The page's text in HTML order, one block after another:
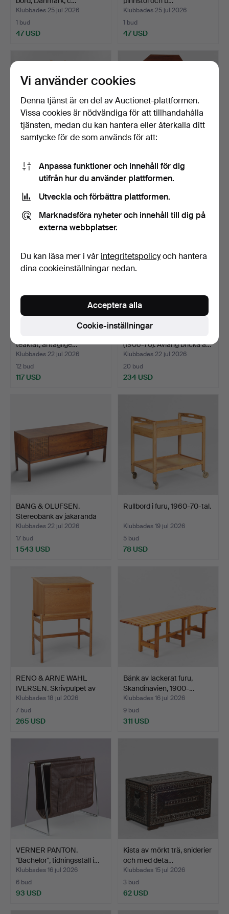
Klubbades 25 jul 2026
1 bud
47 USD
Klubbades 25 jul 2026
1 bud
47 USD
MAGNUS OLESEN.
Stumtjener - klädhängare
Klubbades 23 jul 2026
2 bud
Barmöbel / salongbord i
mahogny, empirefor…
Klubbades 23 jul 2026
8 bud
teakfat, antaglige…
Klubbades 22 jul 2026
12 bud
117 USD
(1906-70). Avlång bricka a…
Klubbades 22 jul 2026
20 bud
234 USD
BANG & OLUFSEN.
Stereobänk av jakaranda
me…
Klubbades 22 jul 2026
17 bud
1 543 USD
Rullbord i furu, 1960-70-tal.
Klubbades 19 jul 2026
5 bud
78 USD
RENO & ARNE WAHL
IVERSEN. Skrivpulpet av
e…
Klubbades 18 jul 2026
7 bud
265 USD
Bänk av lackerat furu,
Skandinavien, 1900-…
Klubbades 16 jul 2026
9 bud
311 USD
VERNER PANTON.
"Bachelor", tidningsställ i…
Klubbades 16 jul 2026
6 bud
93 USD
Kista av mörkt trä, sniderier
och med deta…
Klubbades 15 jul 2026
3 bud
62 USD
Vi använder cookies
Denna tjänst är en del av Auctionet-plattformen.
Vissa cookies är nödvändiga för att tillhandahålla
tjänsten, medan du kan hantera eller återkalla ditt
samtycke för de som används för att:
Anpassa funktioner och innehåll för dig
utifrån hur du använder plattformen.
Utveckla och förbättra plattformen.
Marknadsföra nyheter och innehåll till dig på
externa webbplatser.
Du kan läsa mer i vår integritetspolicyoch hantera
dina cookieinställningar nedan.
Cookie-inställningar
Acceptera alla